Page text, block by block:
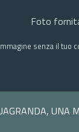
Foto
senza il
UNA